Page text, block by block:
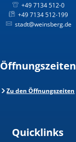
+49 7134 512-0
+49 7134 512-199
stadt@weinsberg.de
Öffnungszeiten
Zu den Öffnungszeiten
Quicklinks